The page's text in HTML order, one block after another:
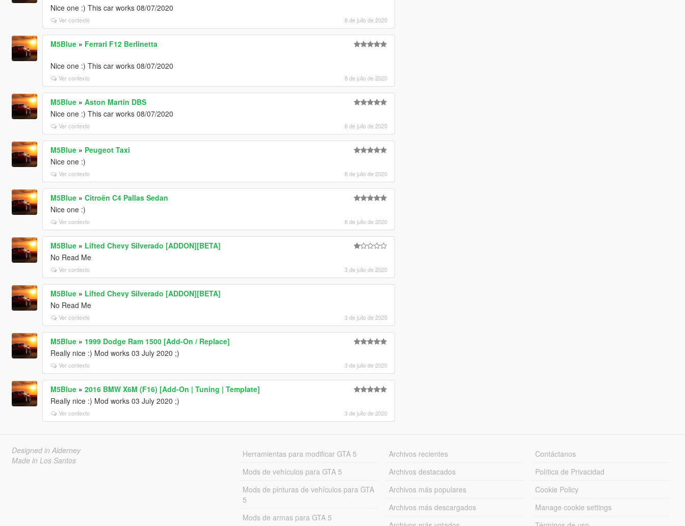
Nice one :) This car works 08/07/2020
Ver contexto 8 de julio de 2020
M5Blue» Ferrari F12 Berlinetta
Nice one :) This car works 08/07/2020
Ver contexto 8 de julio de 2020
M5Blue» Aston Martin DBS
Nice one :) This car works 08/07/2020
Ver contexto 8 de julio de 2020
M5Blue» Peugeot Taxi
Nice one :)
Ver contexto 8 de julio de 2020
M5Blue» Citroën C4 Pallas Sedan
Nice one :)
Ver contexto 8 de julio de 2020
M5Blue» Lifted Chevy Silverado [ADDON][BETA]
No Read Me
Ver contexto 3 de julio de 2020
M5Blue» Lifted Chevy Silverado [ADDON][BETA]
No Read Me
Ver contexto 3 de julio de 2020
M5Blue» 1999 Dodge Ram 1500 [Add-On / Replace]
Really nice :) Mod works 03 July 2020 ;)
Ver contexto 3 de julio de 2020
M5Blue» 2016 BMW X6M (F16) [Add-On | Tuning | Template]
Really nice :) Mod works 03 July 2020 ;)
Ver contexto 3 de julio de 2020
Designed in Alderney
Made in Los Santos
Herramientas para modificar GTA 5
Mods de vehículos para GTA 5
Mods de pinturas de vehículos para GTA
5
Mods de armas para GTA 5
Archivos recientes
Archivos destacados
Archivos más populares
Archivos más descargados
Contáctanos
Política de Privacidad
Cookie Policy
Manage cookie settings